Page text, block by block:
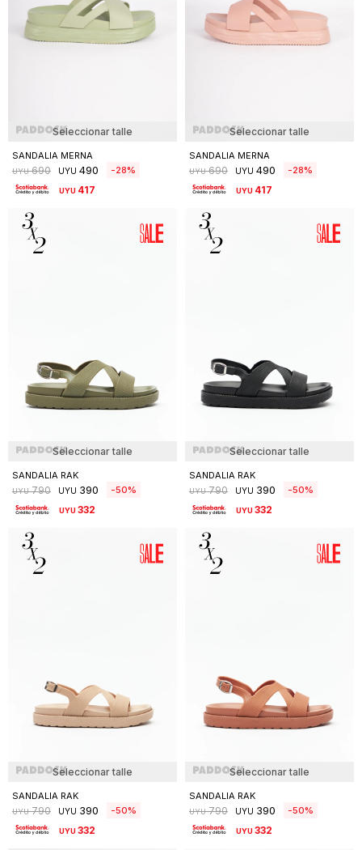
Seleccionar talle
SANDALIA MERNA
UYU 690 UYU 490 28
UYU 417
Seleccionar talle
SANDALIA MERNA
UYU 690 UYU 490 28
UYU 417
Seleccionar talle
SANDALIA RAK
UYU 790 UYU 390 50
UYU332
Seleccionar talle
SANDALIA RAK
UYU 790 UYU 390 50
UYU332
Seleccionar talle
SANDALIA RAK
UYU 790 UYU 390 50
UYU332
Seleccionar talle
SANDALIA RAK
UYU 790 UYU 390 50
UYU332